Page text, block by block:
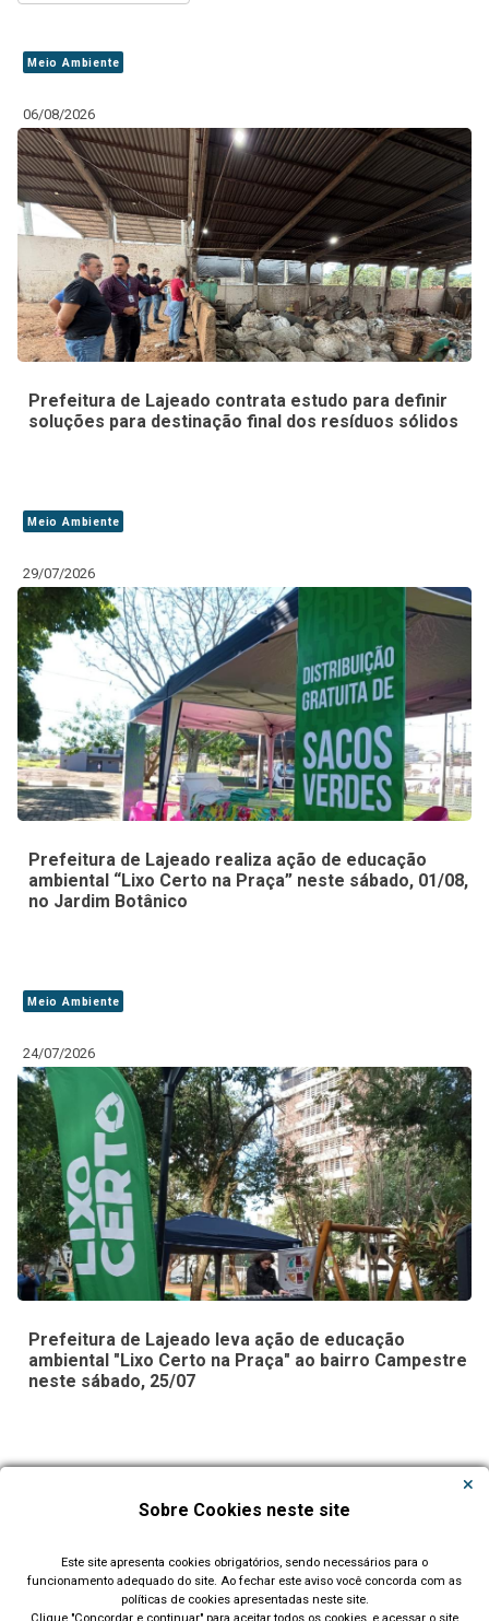
Meio Ambiente
06/08/2026
Prefeitura de Lajeado contrata estudo para definir
soluções para destinação final dos resíduos sólidos
Meio Ambiente
29/07/2026
Prefeitura de Lajeado realiza ação de educação
ambiental “Lixo Certo na Praça” neste sábado, 01/08,
no Jardim Botânico
Meio Ambiente
24/07/2026
Prefeitura de Lajeado leva ação de educação
ambiental "Lixo Certo na Praça" ao bairro Campestre
neste sábado, 25/07
Todas as Notícias
Sobre Cookies neste site
Este site apresenta cookies obrigatórios, sendo necessários para o
funcionamento adequado do site. Ao fechar este aviso você concorda com as
políticas de cookies apresentadas neste site.
Clique "Concordar e continuar" para aceitar todos os cookies, e acessar o site